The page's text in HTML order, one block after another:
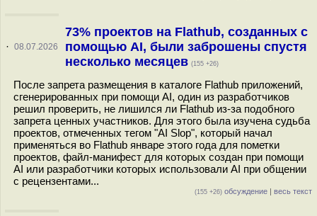
· 08.07.2026
73% проектов на Flathub, созданных с
помощью AI, были заброшены спустя
несколько месяцев (155 +26)
После запрета размещения в каталоге Flathub приложений,
сгенерированных при помощи AI, один из разработчиков
решил проверить, не лишился ли Flathub из-за подобного
запрета ценных участников. Для этого была изучена судьба
проектов, отмеченных тегом "AI Slop", который начал
применяться во Flathub январе этого года для пометки
проектов, файл-манифест для которых создан при помощи
AI или разработчики которых использовали AI при общении
с рецензентами...
(155 +26) обсуждение | весь текст